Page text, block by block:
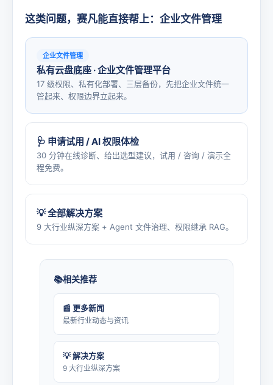
这类问题，赛凡能直接帮上：企业文件管理
企业文件管理
私有云盘底座 · 企业文件管理平台
17 级权限、私有化部署、三层备份，先把企业文件统一
管起来、权限边界立起来。
🩺 申请试用 / AI 权限体检
30 分钟在线诊断、给出选型建议，试用 / 咨询 / 演示全
程免费。
💡 全部解决方案
9 大行业纵深方案 + Agent 文件治理、权限继承 RAG。
相关推荐
📰 更多新闻
最新行业动态与资讯
💡 解决方案
9 大行业纵深方案